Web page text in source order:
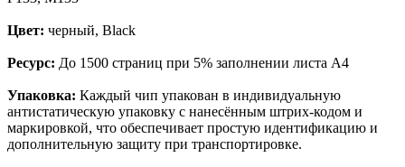
Цвет: черный, Black
Ресурс: До 1500 страниц при 5% заполнении листа A4
Упаковка: Каждый чип упакован в индивидуальную
антистатическую упаковку с нанесённым штрих-кодом и
маркировкой, что обеспечивает простую идентификацию и
дополнительную защиту при транспортировке.